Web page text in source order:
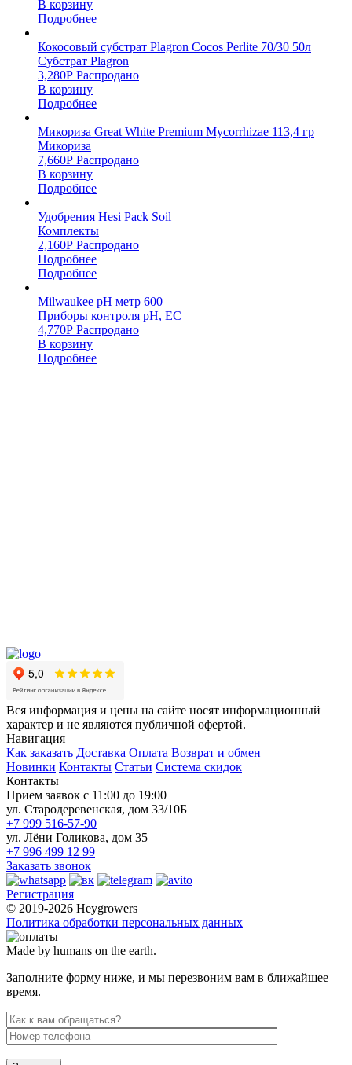
В корзину
Подробнее
Кокосовый субстрат Plagron Cocos Perlite 70/30 50л
Субстрат Plagron
3,280Р Распродано
В корзину
Подробнее
Микориза Great White Premium Mycorrhizae 113,4 гр
Микориза
7,660Р Распродано
В корзину
Подробнее
Удобрения Hesi Pack Soil
Комплекты
2,160Р Распродано
Подробнее
Подробнее
Milwaukee pH метр 600
Приборы контроля pH, EC
4,770Р Распродано
В корзину
Подробнее
Вся информация и цены на сайте носят информационный
характер и не являются публичной офертой.
Навигация
Как заказать Доставка Оплата Возврат и обмен
Новинки Контакты Статьи Система скидок
Контакты
Прием заявок с 11:00 до 19:00
ул. Стародеревенская, дом 33/10Б
+7 999 516-57-90
ул. Лёни Голикова, дом 35
+7 996 499 12 99
Заказать звонок
Регистрация
© 2019-2026 Heygrowers
Политика обработки персональных данных
Made by humans on the earth.
Заполните форму ниже, и мы перезвоним вам в ближайшее
время.